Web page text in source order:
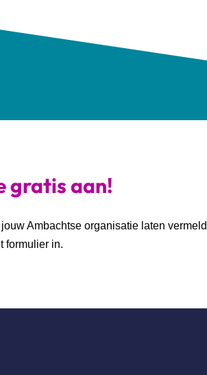
gratis aan!
Ambachtse organisatie laten
formulier in.